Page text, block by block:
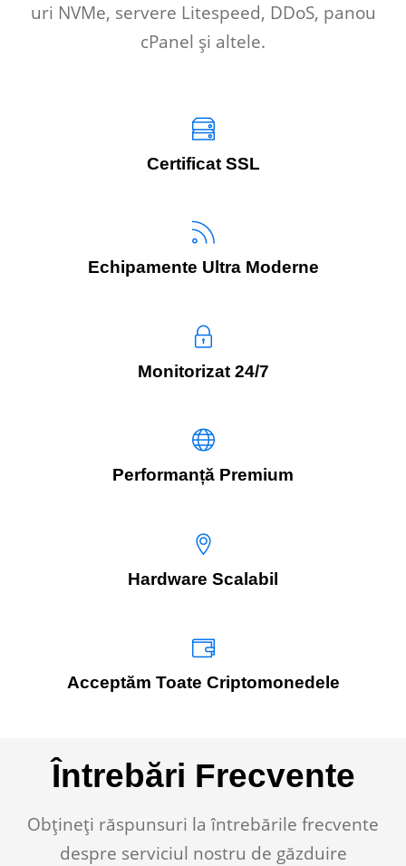
uri NVMe, servere Litespeed, DDoS, panou
cPanel și altele.
Certificat SSL
Echipamente Ultra Moderne
Monitorizat 24/7
Performanță Premium
Hardware Scalabil
Acceptăm Toate Criptomonedele
Întrebări Frecvente
Obțineți răspunsuri la întrebările frecvente
despre serviciul nostru de găzduire